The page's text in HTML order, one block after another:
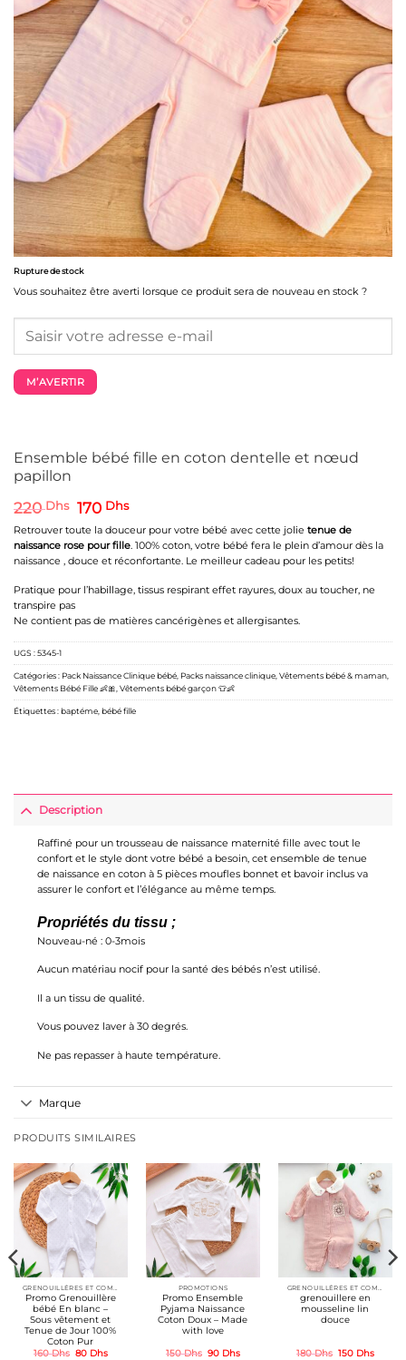
Ensemble bébé fille en coton dentelle et nœud
papillon
220Dhs Le
prix
initial
était :
220 Dhs.
170 DhsLe
actuel
est :
170 Dhs.
Retrouver toute la douceur pour votre bébé avec cette jolie tenue de
naissance rose pour fille. 100% coton, votre bébé fera le plein d’amour dès la
naissance , douce et réconfortante. Le meilleur cadeau pour les petits!
Pratique pour l’habillage, tissus respirant effet rayures, doux au toucher, ne
transpire pas
Ne contient pas de matières cancérigènes et allergisantes.
Rupture de stock
Vous souhaitez être averti lorsque ce produit sera de nouveau en stock ?
M’AVERTIR
UGS :5345-1
Catégories : Pack Naissance Clinique bébé Packs naissance clinique Vêtements bébé & maman
Vêtements Bébé Fille 👶🎀 Vêtements bébé garçon 👕👶
Étiquettes :baptéme bébé fille
Description
Raffiné pour un trousseau de naissance maternité fille avec tout le
confort et le style dont votre bébé a besoin, cet ensemble de tenue
de naissance en coton à 5 pièces moufles bonnet et bavoir inclus va
assurer le confort et l’élégance au même temps.
Propriétés du tissu ;
Nouveau-né : 0-3mois
Aucun matériau nocif pour la santé des bébés n’est utilisé.
Il a un tissu de qualité.
Vous pouvez laver à 30 degrés.
Ne pas repasser à haute température.
Marque
PRODUITS SIMILAIRES
Promo Grenouillère
bébé En blanc –
Sous vêtement et
Tenue de Jour 100%
Coton Pur
160Dhs Le
80 DhsLe
PROMOTIONS
Promo Ensemble
Pyjama Naissance
Coton Doux – Made
with love
150Dhs Le
90 DhsLe
grenouillere en
mousseline lin
douce
180Dhs Le
150 DhsLe